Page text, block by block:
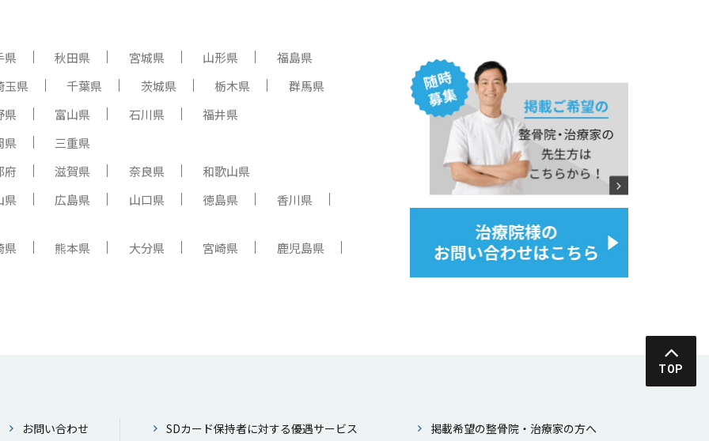
県 秋田県 宮城県 山形県
福島県
玉県
千葉県 茨城県 栃木県
群馬県
県
富山県 石川県
福井県
県
三重県
府
滋賀県 奈良県
和歌山県
県
広島県 山口県 徳島県 香川県
県 熊本県 大分県 宮崎県 鹿児島県
TOP
お問い合わせ SDカード保持者に対する優遇サービス 掲載希望の整⾻院・治療家の⽅へ